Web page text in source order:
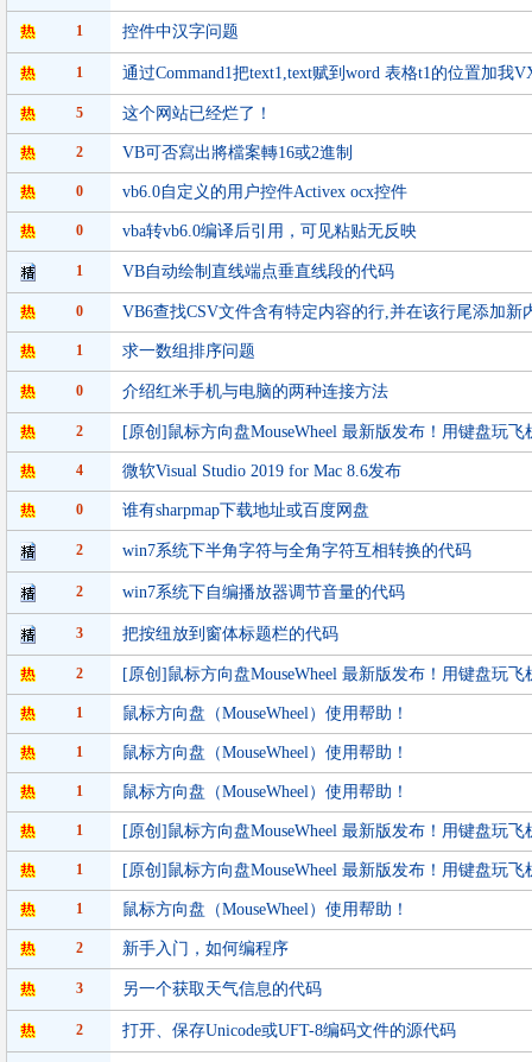
1 控件中汉字问题
1 通过Command1把text1,text赋到word 表格t1的位置加我
5 这个网站已经烂了！
2 VB可否寫出將檔案轉16或2進制
0 vb6.0自定义的用户控件Activex ocx控件
0 vba转vb6.0编译后引用，可见粘贴无反映
1 VB自动绘制直线端点垂直线段的代码
0 VB6查找CSV文件含有特定内容的行,并在该行尾添加新
1 求一数组排序问题
0 介绍红米手机与电脑的两种连接方法
2 [原创]鼠标方向盘MouseWheel 最新版发布！用键盘玩
4 微软Visual Studio 2019 for Mac 8.6发布
0 谁有sharpmap下载地址或百度网盘
2 win7系统下半角字符与全角字符互相转换的代码
2 win7系统下自编播放器调节音量的代码
3 把按纽放到窗体标题栏的代码
2 [原创]鼠标方向盘MouseWheel 最新版发布！用键盘玩
1 鼠标方向盘（MouseWheel）使用帮助！
1 鼠标方向盘（MouseWheel）使用帮助！
1 鼠标方向盘（MouseWheel）使用帮助！
1 [原创]鼠标方向盘MouseWheel 最新版发布！用键盘玩
1 [原创]鼠标方向盘MouseWheel 最新版发布！用键盘玩
1 鼠标方向盘（MouseWheel）使用帮助！
2 新手入门，如何编程序
3 另一个获取天气信息的代码
2 打开、保存Unicode或UFT-8编码文件的源代码